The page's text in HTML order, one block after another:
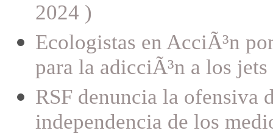
2024 )
Ecologistas en AcciÃ³n
para la adicciÃ³n a los
RSF denuncia la ofensiva
independencia de los